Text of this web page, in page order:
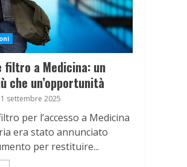
filtro a Medicina: un
che un’opportunità
1 settembre 2025
per l’accesso a Medicina
era stato annunciato
per restituire...